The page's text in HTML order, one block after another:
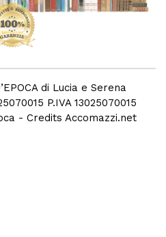
di Lucia e Serena
P.IVA 13025070015
- Credits Accomazzi.net